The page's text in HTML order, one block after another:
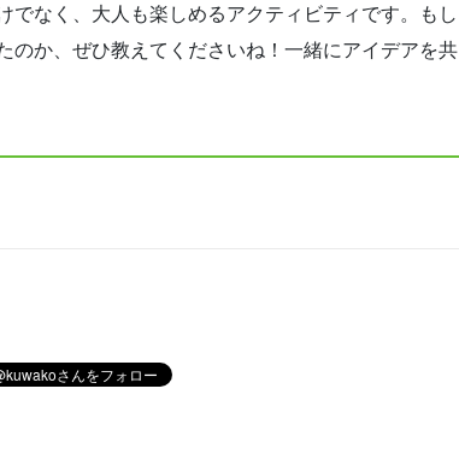
なく、大人も楽しめるアクティビティです。もし
のか、ぜひ教えてくださいね！一緒にアイデアを共